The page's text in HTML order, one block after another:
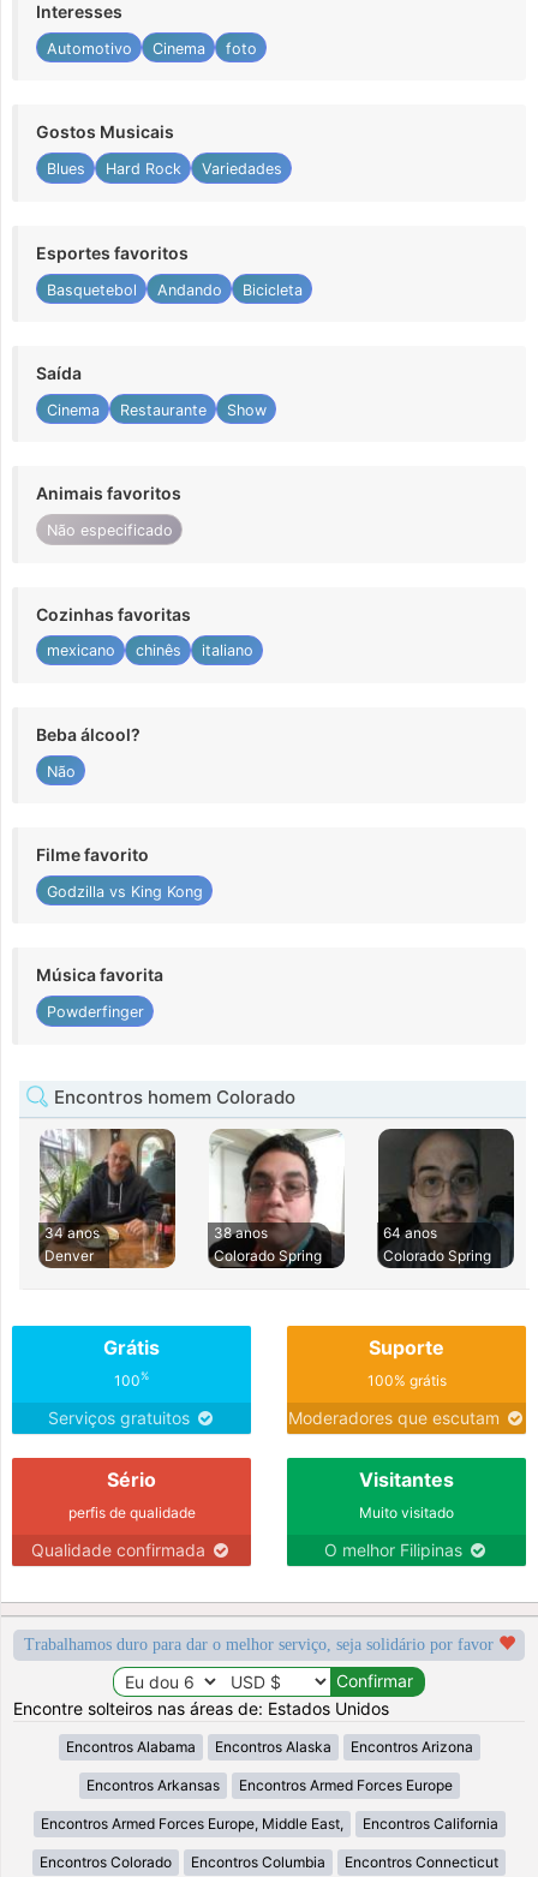
Interesses
Automotivo Cinema foto
Gostos Musicais
Blues Hard Rock Variedades
Esportes favoritos
Basquetebol Andando Bicicleta
Saída
Cinema Restaurante Show
Animais favoritos
Não especificado
Cozinhas favoritas
mexicano chinês italiano
Beba álcool?
Não
Filme favorito
Godzilla vs King Kong
Música favorita
Powderfinger
Encontros homem Colorado
34 anos
Denver
38 anos
Colorado Spring
64 anos
Colorado Spring
Grátis
100%
Serviços gratuitos
Suporte
100% grátis
Moderadores que escutam
Sério
perfis de qualidade
Qualidade confirmada
Visitantes
Muito visitado
O melhor Filipinas
Trabalhamos duro para dar o melhor serviço, seja solidário por favor
Encontre solteiros nas áreas de: Estados Unidos
Encontros Alabama Encontros Alaska Encontros Arizona
Encontros Arkansas Encontros Armed Forces Europe
Encontros Armed Forces Europe, Middle East, Encontros California
Encontros Colorado Encontros Columbia Encontros Connecticut